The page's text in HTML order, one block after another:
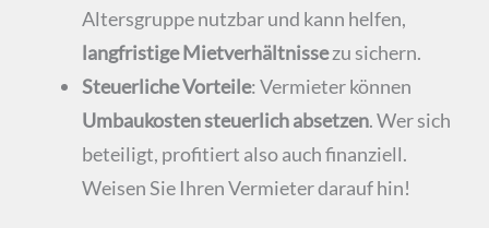
Altersgruppe nutzbar und kann helfen,
langfristige Mietverhältnissezu sichern.
Steuerliche Vorteile: Vermieter können
Umbaukosten steuerlich absetzen. Wer sich
beteiligt, profitiert also auch finanziell.
Weisen Sie Ihren Vermieter darauf hin!